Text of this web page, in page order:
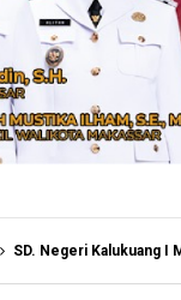
SD. Negeri Kalukuang I